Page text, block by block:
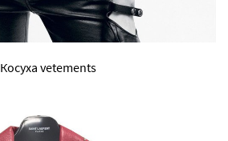
Косуха vetements